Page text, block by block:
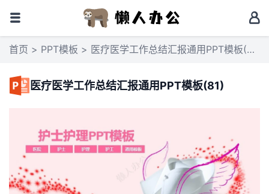
首页 > PPT模板 > 医疗医学工作总结汇报通用PPT模板(81)
医疗医学工作总结汇报通用PPT模板(81)